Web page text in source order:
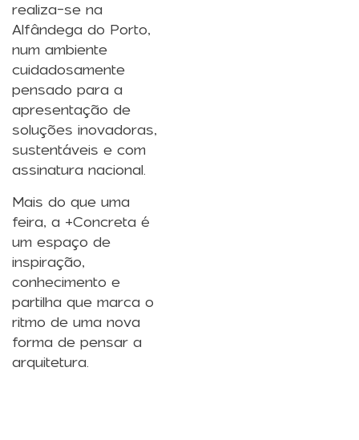
realiza-se na
Alfândega do Porto,
num ambiente
cuidadosamente
pensado para a
apresentação de
soluções inovadoras,
sustentáveis e com
assinatura nacional.
Mais do que uma
feira, a +Concreta é
um espaço de
inspiração,
conhecimento e
partilha que marca o
ritmo de uma nova
forma de pensar a
arquitetura.